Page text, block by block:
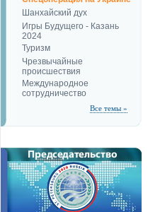
Шанхайский дух
Игры Будущего - Казань
2024
Туризм
Чрезвычайные
происшествия
Международное
сотрудничество
Все темы »